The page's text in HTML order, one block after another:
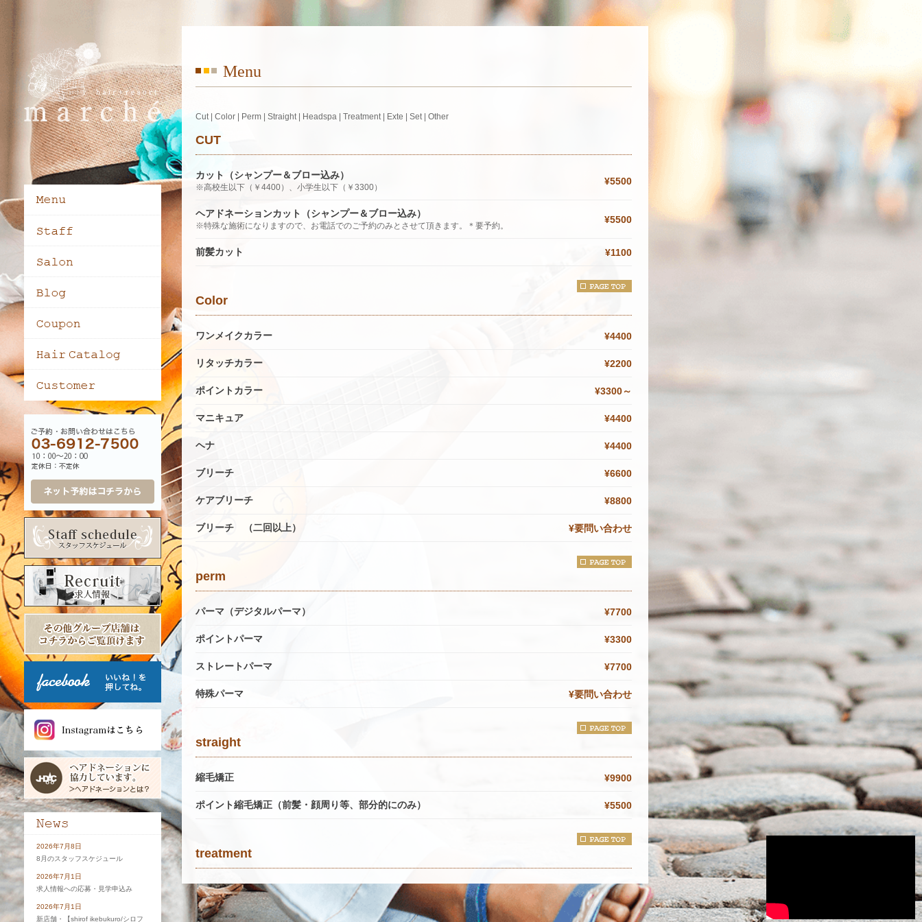
Menu
Cut| Color Perm Straight| Headspa Treatment| Exte Set| Other
CUT
カット（シャンプー＆ブロー込み）
※高校生以下（￥4400）、小学生以下（￥3300）
¥5500
ヘアドネーションカット（シャンプー＆ブロー込み）
※特殊な施術になりますので、お電話でのご予約のみとさせて頂きます。＊要予約。
¥5500
前髪カット ¥1100
Color
ワンメイクカラー ¥4400
リタッチカラー ¥2200
ポイントカラー ¥3300～
マニキュア ¥4400
ヘナ ¥4400
ブリーチ ¥6600
ケアブリーチ ¥8800
ブリーチ （二回以上） ¥要問い合わせ
perm
パーマ（デジタルパーマ） ¥7700
ポイントパーマ ¥3300
ストレートパーマ ¥7700
特殊パーマ ¥要問い合わせ
straight
縮毛矯正 ¥9900
ポイント縮毛矯正（前髪・顔周り等、部分的にのみ） ¥5500
treatment
トリートメント ¥2200～
サブリミックトリートメント ¥4400
2026年7月8日
8月のスタッフスケジュール
2026年7月1日
求人情報への応募・見学申込み
2026年7月1日
新店舗・【shirof ikebukuro/シロフ